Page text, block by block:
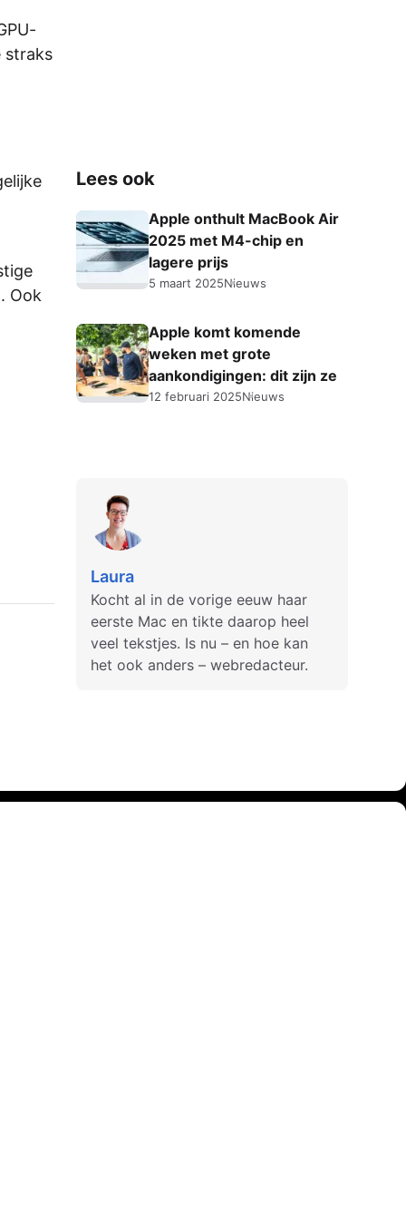
straks
Ook
Lees ook
Apple onthult MacBook Air
2025 met M4-chip en
lagere prijs
5 maart 2025Nieuws
Apple komt komende
weken met grote
aankondigingen: dit zijn ze
12 februari 2025Nieuws
Laura
Kocht al in de vorige eeuw haar
eerste Mac en tikte daarop heel
veel tekstjes. Is nu – en hoe kan
het ook anders – webredacteur.